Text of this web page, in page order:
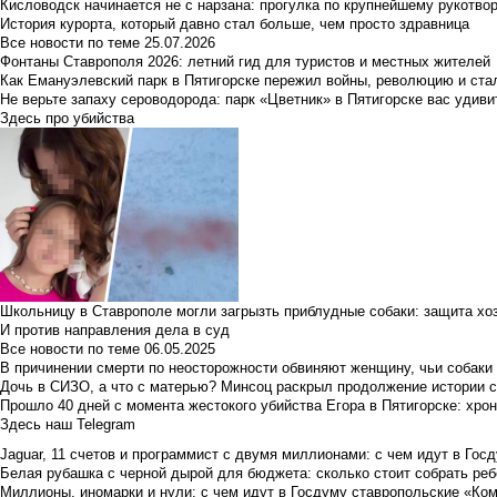
Кисловодск начинается не с нарзана: прогулка по крупнейшему
История курорта, который давно стал больше, чем просто здравница
Все новости по теме 25.07.2026
Фонтаны Ставрополя 2026: летний гид для туристов и местных жителей
Как Емануэлевский парк в Пятигорске пережил войны, революцию и
Не верьте запаху сероводорода: парк «Цветник» в Пятигорске вас
Здесь про убийства
Школьницу в Ставрополе могли загрызть приблудные собаки: защита
И против направления дела в суд
Все новости по теме 06.05.2025
В причинении смерти по неосторожности обвиняют женщину, чьи
Дочь в СИЗО, а что с матерью? Минсоц раскрыл продолжение истории
Прошло 40 дней с момента жестокого убийства Егора в Пятигорске:
Здесь наш Telegram
Jaguar, 11 счетов и программист с двумя миллионами: с чем идут в
Белая рубашка с черной дырой для бюджета: сколько стоит собрать
Миллионы, иномарки и нули: с чем идут в Госдуму ставропольские